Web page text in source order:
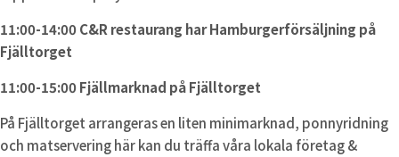
11:00-14:00 C&R restaurang har Hamburgerförsäljning på
Fjälltorget
11:00-15:00 Fjällmarknad på Fjälltorget
På Fjälltorget arrangeras en liten minimarknad, ponnyridning
och matservering här kan du träffa våra lokala företag &